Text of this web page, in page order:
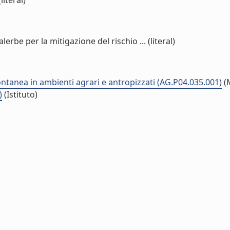
per la mitigazione del rischio ... (literal)
in ambienti agrari e antropizzati (AG.P04.035.001)
(Istituto)